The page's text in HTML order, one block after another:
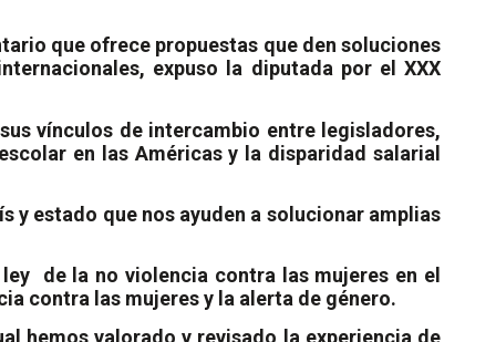
que ofrece propuestas que den soluciones
expuso la diputada por el XXX
vínculos de intercambio entre legisladores,
en las Américas y la disparidad salarial
y estado que nos ayuden a solucionar amplias
de la no violencia contra las mujeres en el
contra las mujeres y la alerta de género.
hemos valorado y revisado la experiencia de